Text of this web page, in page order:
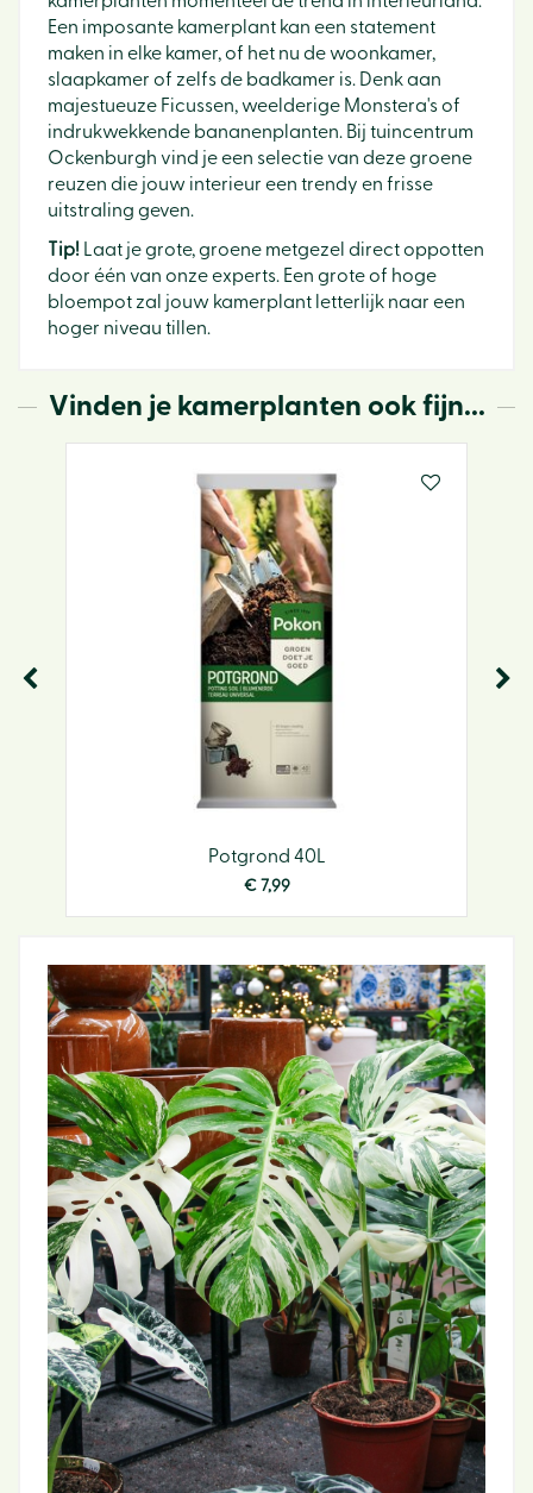
Een imposante kamerplant kan een statement
maken in elke kamer, of het nu de woonkamer,
slaapkamer of zelfs de badkamer is. Denk aan
majestueuze Ficussen, weelderige Monstera's of
indrukwekkende bananenplanten. Bij tuincentrum
Ockenburgh vind je een selectie van deze groene
reuzen die jouw interieur een trendy en frisse
uitstraling geven.
Tip!
Laat je grote, groene metgezel direct oppotten
door één van onze experts. Een grote of hoge
bloempot zal jouw kamerplant letterlijk naar een
hoger niveau tillen.
Vinden je kamerplanten ook fijn...
Potgrond 40L
€ 7,99